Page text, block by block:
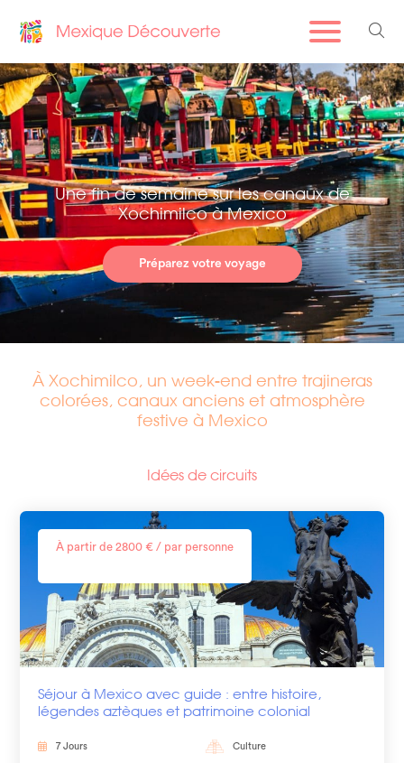
Une fin de semaine sur les canaux de
Xochimilco à Mexico
Préparez votre voyage
À Xochimilco, un week-end entre trajineras
colorées, canaux anciens et atmosphère
festive à Mexico
Idées de circuits
À partir de 2800 € / par personne
Séjour à Mexico avec guide : entre histoire,
légendes aztèques et patrimoine colonial
7 Jours Culture